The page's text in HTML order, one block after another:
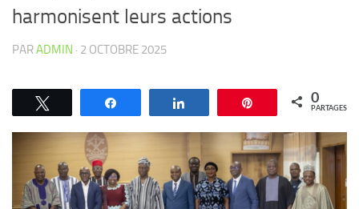
harmonisent leurs actions
PARADMIN · 2 OCTOBRE 2025
Épingle 0
PARTAGES